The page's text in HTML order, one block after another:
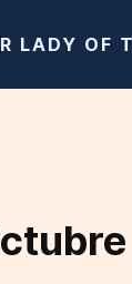
LADY OF